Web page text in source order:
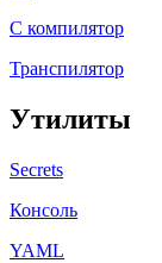
C компилятор
Транспилятор
Утилиты
Secrets
Консоль
YAML